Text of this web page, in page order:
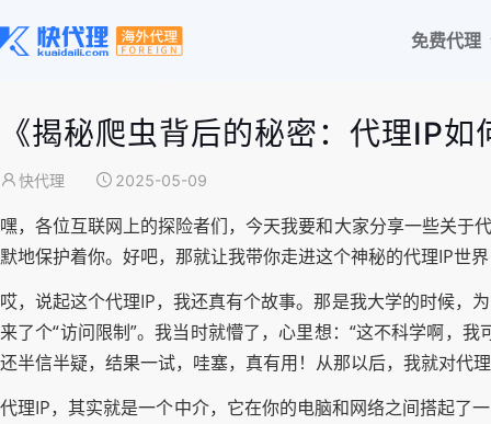
免费代理
《揭秘爬虫背后的秘密：代理IP
快代理 2025-05-09
嘿，各位互联网上的探险者们，今天我要和大家分享一些关于
默地保护着你。好吧，那就让我带你走进这个神秘的代理IP世
哎，说起这个代理IP，我还真有个故事。那是我大学的时候，
来了个“访问限制”。我当时就懵了，心里想：“这不科学啊，
还半信半疑，结果一试，哇塞，真有用！从那以后，我就对代
代理IP，其实就是一个中介，它在你的电脑和网络之间搭起了